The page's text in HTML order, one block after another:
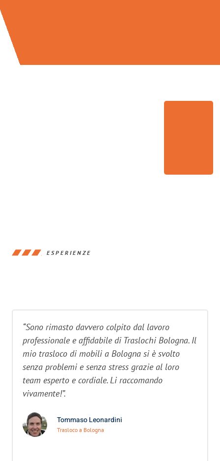
ESPERIENZE
“Sono rimasto davvero colpito dal lavoro
professionale e affidabile di Traslochi Bologna. Il
mio trasloco di mobili a Bologna si è svolto
senza problemi e senza stress grazie al loro
team esperto e cordiale. Li raccomando
vivamente!”.
Tommaso Leonardini
Trasloco a Bologna